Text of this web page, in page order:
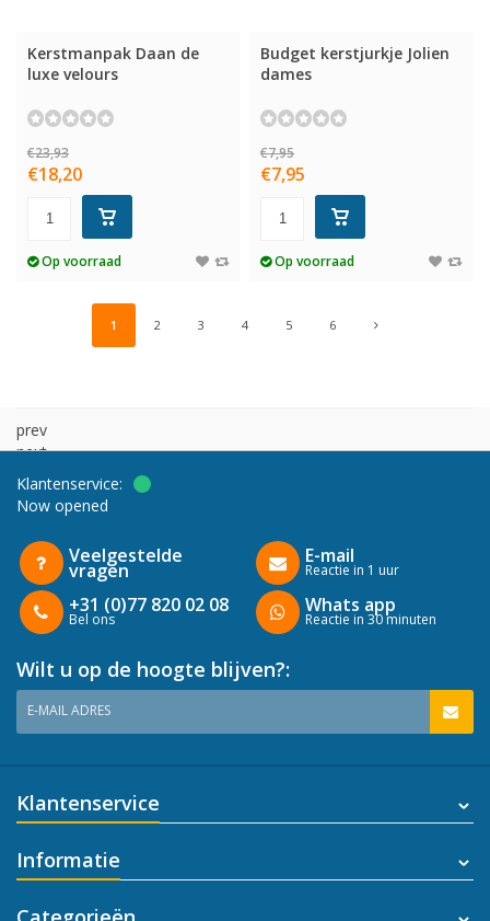
Kerstmanpak Daan de
luxe velours
€23,93
€18,20
Op voorraad
Budget kerstjurkje Jolien
dames
€7,95
€7,95
Op voorraad
1 2 3 4 5 6
prev
next
Klantenservice:
Now opened
Veelgestelde
vragen
+31 (0)77 820 02 08
Bel ons
E-mail
Reactie in 1 uur
Whats app
Reactie in 30 minuten
Wilt u op de hoogte blijven?:
E-MAIL ADRES
Klantenservice
Informatie